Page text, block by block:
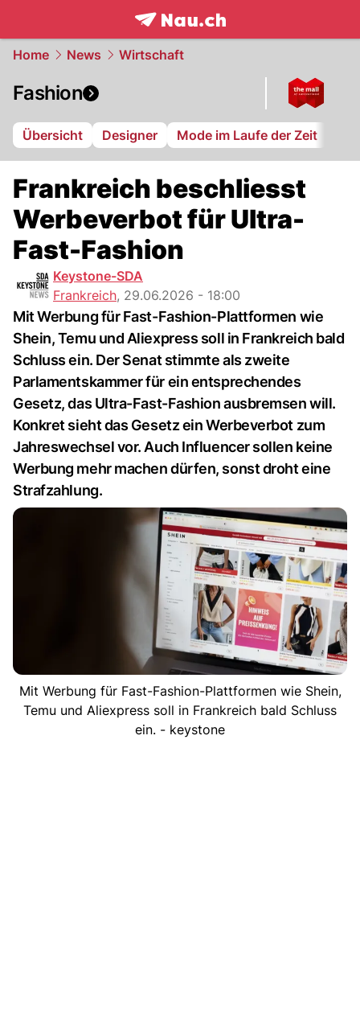
frontpage.NAU.ch
Home News Wirtschaft
Fashion
Übersicht Designer Mode im Laufe der Zeit
Frankreich beschliesst
Werbeverbot für Ultra-
Fast-Fashion
Keystone-SDA
Frankreich, 29.06.2026 - 18:00
Mit Werbung für Fast-Fashion-Plattformen wie
Shein, Temu und Aliexpress soll in Frankreich bald
Schluss ein. Der Senat stimmte als zweite
Parlamentskammer für ein entsprechendes
Gesetz, das Ultra-Fast-Fashion ausbremsen will.
Konkret sieht das Gesetz ein Werbeverbot zum
Jahreswechsel vor. Auch Influencer sollen keine
Werbung mehr machen dürfen, sonst droht eine
Strafzahlung.
Mit Werbung für Fast-Fashion-Plattformen wie Shein,
Temu und Aliexpress soll in Frankreich bald Schluss
ein. - keystone